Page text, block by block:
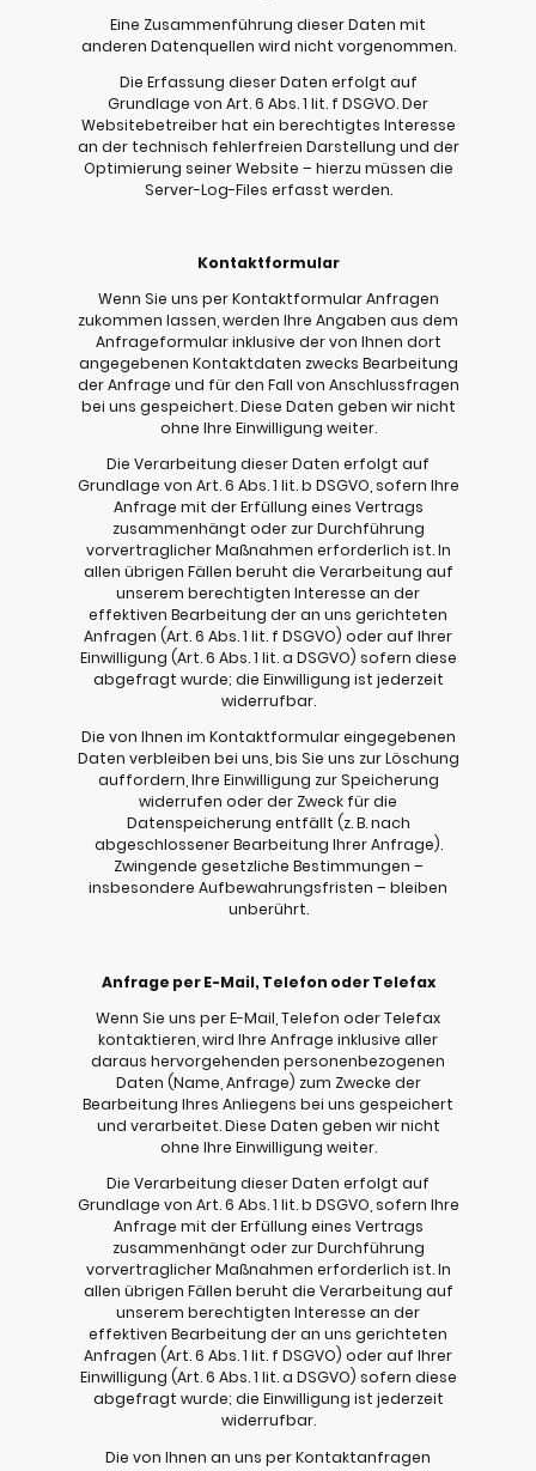
Eine Zusammenführung dieser Daten mit
anderen Datenquellen wird nicht vorgenommen.
Die Erfassung dieser Daten erfolgt auf
Grundlage von Art. 6 Abs. 1 lit. f DSGVO. Der
Websitebetreiber hat ein berechtigtes Interesse
an der technisch fehlerfreien Darstellung und der
Optimierung seiner Website – hierzu müssen die
Server-Log-Files erfasst werden.
Kontaktformular
Wenn Sie uns per Kontaktformular Anfragen
zukommen lassen, werden Ihre Angaben aus dem
Anfrageformular inklusive der von Ihnen dort
angegebenen Kontaktdaten zwecks Bearbeitung
der Anfrage und für den Fall von Anschlussfragen
bei uns gespeichert. Diese Daten geben wir nicht
ohne Ihre Einwilligung weiter.
Die Verarbeitung dieser Daten erfolgt auf
Grundlage von Art. 6 Abs. 1 lit. b DSGVO, sofern Ihre
Anfrage mit der Erfüllung eines Vertrags
zusammenhängt oder zur Durchführung
vorvertraglicher Maßnahmen erforderlich ist. In
allen übrigen Fällen beruht die Verarbeitung auf
unserem berechtigten Interesse an der
effektiven Bearbeitung der an uns gerichteten
Anfragen (Art. 6 Abs. 1 lit. f DSGVO) oder auf Ihrer
Einwilligung (Art. 6 Abs. 1 lit. a DSGVO) sofern diese
abgefragt wurde; die Einwilligung ist jederzeit
widerrufbar.
Die von Ihnen im Kontaktformular eingegebenen
Daten verbleiben bei uns, bis Sie uns zur Löschung
auffordern, Ihre Einwilligung zur Speicherung
widerrufen oder der Zweck für die
Datenspeicherung entfällt (z. B. nach
abgeschlossener Bearbeitung Ihrer Anfrage).
Zwingende gesetzliche Bestimmungen –
insbesondere Aufbewahrungsfristen – bleiben
unberührt.
Anfrage per E-Mail, Telefon oder Telefax
Wenn Sie uns per E-Mail, Telefon oder Telefax
kontaktieren, wird Ihre Anfrage inklusive aller
daraus hervorgehenden personenbezogenen
Daten (Name, Anfrage) zum Zwecke der
Bearbeitung Ihres Anliegens bei uns gespeichert
und verarbeitet. Diese Daten geben wir nicht
ohne Ihre Einwilligung weiter.
Die Verarbeitung dieser Daten erfolgt auf
Grundlage von Art. 6 Abs. 1 lit. b DSGVO, sofern Ihre
Anfrage mit der Erfüllung eines Vertrags
zusammenhängt oder zur Durchführung
vorvertraglicher Maßnahmen erforderlich ist. In
allen übrigen Fällen beruht die Verarbeitung auf
unserem berechtigten Interesse an der
effektiven Bearbeitung der an uns gerichteten
Anfragen (Art. 6 Abs. 1 lit. f DSGVO) oder auf Ihrer
Einwilligung (Art. 6 Abs. 1 lit. a DSGVO) sofern diese
abgefragt wurde; die Einwilligung ist jederzeit
widerrufbar.
Die von Ihnen an uns per Kontaktanfragen